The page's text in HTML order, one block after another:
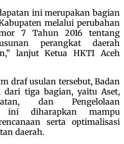
ini merupakan bagian
melalui perubahan
7 Tahun 2016 tentang
perangkat daerah
lanjut Ketua HKTI Aceh
draf usulan tersebut, Badan
dari tiga bagian, yaitu Aset,
dan Pengelolaan
ini diharapkan mampu
serta optimalisasi
daerah.